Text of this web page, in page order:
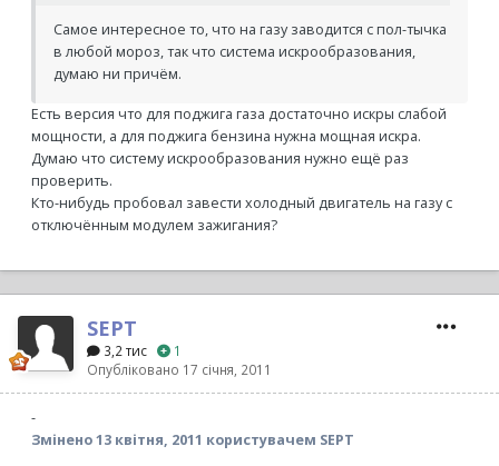
Самое интересное то, что на газу заводится с пол-тычка
в любой мороз, так что система искрообразования,
думаю ни причём.
Есть версия что для поджига газа достаточно искры слабой
мощности, а для поджига бензина нужна мощная искра.
Думаю что систему искрообразования нужно ещё раз
проверить.
Кто-нибудь пробовал завести холодный двигатель на газу с
отключённым модулем зажигания?
SEPT
3,2 тис
1
Опубліковано 17 січня, 2011
-
Змінено13 квітня, 2011 користувачем SEPT